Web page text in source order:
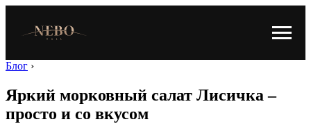
Блог ›
Яркий морковный салат Лисичка –
просто и со вкусом